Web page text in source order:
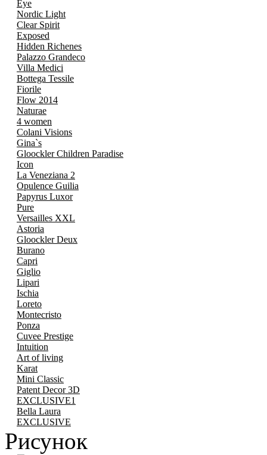
Eye
Nordic Light
Clear Spirit
Exposed
Hidden Richenes
Palazzo Grandeco
Villa Medici
Bottega Tessile
Fiorile
Flow 2014
Naturae
4 women
Colani Visions
Gina`s
Gloockler Children Paradise
Icon
La Veneziana 2
Opulence Guilia
Papyrus Luxor
Pure
Versailles XXL
Astoria
Gloockler Deux
Burano
Capri
Giglio
Lipari
Ischia
Loreto
Montecristo
Ponza
Cuvee Prestige
Intuition
Art of living
Karat
Mini Classic
Patent Decor 3D
EXCLUSIVE1
Bella Laura
EXCLUSIVE
Рисунок